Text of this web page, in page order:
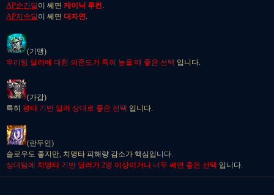
AP순간딜 이 쎄면 케이닉 루컨.
AP지속딜 이 쎄면 대자연.
(기맹)
우리팀 딜러에 대한 의존도가 특히 높을 때 좋은 선택 입니다.
(가갑)
특히 평타 기반 딜러 상대로 좋은 선택 입니다.
(란두인)
슬로우도 좋지만, 치명타 피해량 감소가 핵심입니다.
상대팀에 치명타 기반 딜러가 2명 이상이거나 너무 쎄면 좋은 선택 입니다.